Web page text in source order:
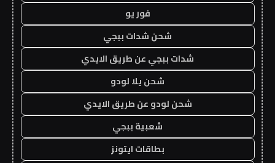
فور يو
شحن شدات ببجي
شدات ببجي عن طريق الايدي
شحن يلا لودو
شحن لودو عن طريق الايدي
شعبية ببجي
بطاقات ايتونز